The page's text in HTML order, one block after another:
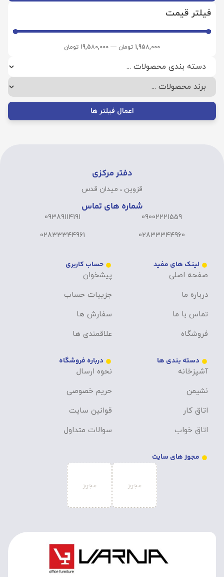
فیلتر قیمت
1,958,000 تومان —
19,580,000 تومان
اعمال فیلتر ها
دفتر مرکزی
قزوین ، میدان قدس
شماره های تماس
09002221559
02833344960
09389114191
02833344961
لینک های مفید
صفحه اصلی
درباره ما
تماس با ما
فروشگاه
حساب کاربری
پیشخوان
جزییات حساب
سفارش ها
علاقمندی ها
دسته بندی ها
آشپزخانه
نشیمن
اتاق کار
اتاق خواب
درباره فروشگاه
نحوه ارسال
حریم خصوصی
قوانین سایت
سوالات متداول
مجوز های سایت